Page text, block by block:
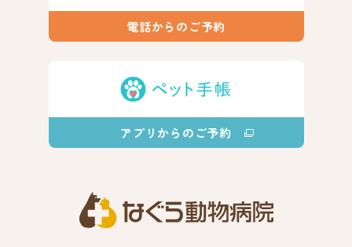
電話からのご予約
アプリからのご予約